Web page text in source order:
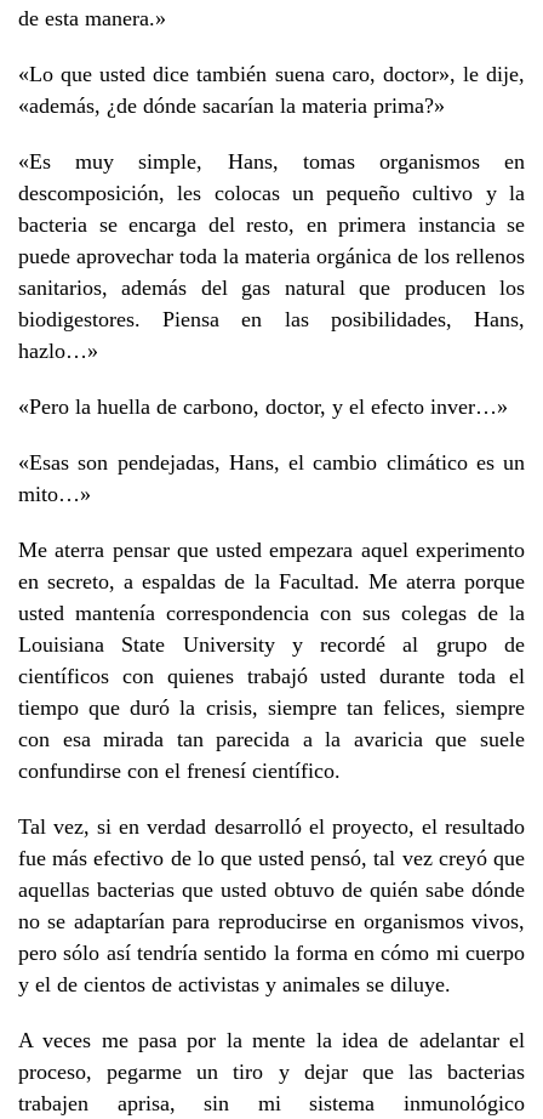
de esta manera.»
«Lo que usted dice también suena caro, doctor», le dije,
«además, ¿de dónde sacarían la materia prima?»
«Es muy simple, Hans, tomas organismos en
descomposición, les colocas un pequeño cultivo y la
bacteria se encarga del resto, en primera instancia se
puede aprovechar toda la materia orgánica de los rellenos
sanitarios, además del gas natural que producen los
biodigestores. Piensa en las posibilidades, Hans,
hazlo…»
«Pero la huella de carbono, doctor, y el efecto inver…»
«Esas son pendejadas, Hans, el cambio climático es un
mito…»
Me aterra pensar que usted empezara aquel experimento
en secreto, a espaldas de la Facultad. Me aterra porque
usted mantenía correspondencia con sus colegas de la
Louisiana State University y recordé al grupo de
científicos con quienes trabajó usted durante toda el
tiempo que duró la crisis, siempre tan felices, siempre
con esa mirada tan parecida a la avaricia que suele
confundirse con el frenesí científico.
Tal vez, si en verdad desarrolló el proyecto, el resultado
fue más efectivo de lo que usted pensó, tal vez creyó que
aquellas bacterias que usted obtuvo de quién sabe dónde
no se adaptarían para reproducirse en organismos vivos,
pero sólo así tendría sentido la forma en cómo mi cuerpo
y el de cientos de activistas y animales se diluye.
A veces me pasa por la mente la idea de adelantar el
proceso, pegarme un tiro y dejar que las bacterias
trabajen aprisa, sin mi sistema inmunológico